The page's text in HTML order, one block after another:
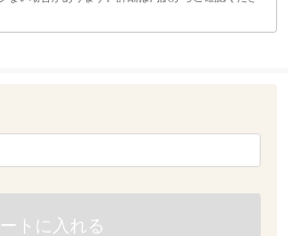
トに入れる